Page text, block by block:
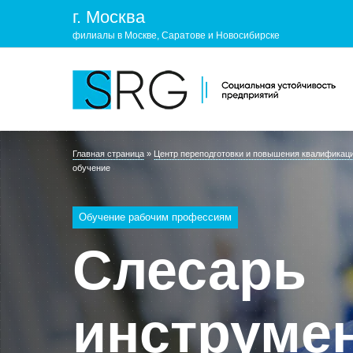
г. Москва
филиалы в Москве, Саратове и Новосибирске
КОМПАНИЯ
О нас
Руководство
Лицензии и аккредитации
Пресс-центр
Реквизиты
ОХРАНА
Главная страница » Центр переподготовки и повышения
обучение
Обучение рабочим профессиям
Слесарь